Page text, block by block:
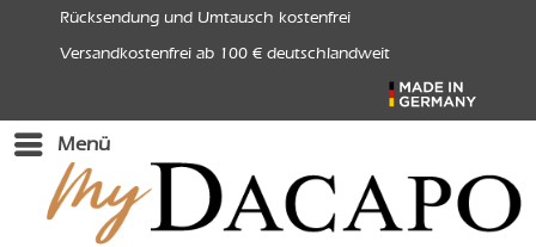
Rücksendung und Umtausch kostenfrei
Versandkostenfrei ab 100 € deutschlandweit
Menü